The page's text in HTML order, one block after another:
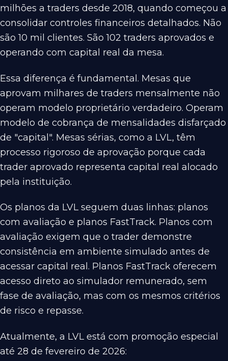
milhões a traders desde 2018, quando começou a
consolidar controles financeiros detalhados. Não
são 10 mil clientes. São 102 traders aprovados e
operando com capital real da mesa.
Essa diferença é fundamental. Mesas que
aprovam milhares de traders mensalmente não
operam modelo proprietário verdadeiro. Operam
modelo de cobrança de mensalidades disfarçado
de "capital". Mesas sérias, como a LVL, têm
processo rigoroso de aprovação porque cada
trader aprovado representa capital real alocado
pela instituição.
Os planos da LVL seguem duas linhas: planos
com avaliação e planos FastTrack. Planos com
avaliação exigem que o trader demonstre
consistência em ambiente simulado antes de
acessar capital real. Planos FastTrack oferecem
acesso direto ao simulador remunerado, sem
fase de avaliação, mas com os mesmos critérios
de risco e repasse.
Atualmente, a LVL está com promoção especial
até 28 de fevereiro de 2026: